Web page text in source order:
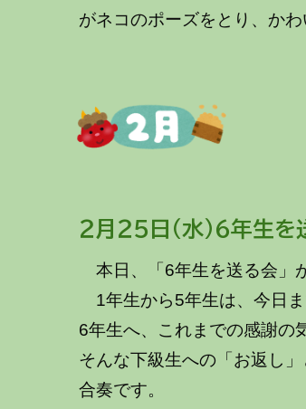
がネコのポーズをとり、か
２月 ２５ 日 （水） ６年生を
本日、「6年生を送る会」
1年生から5年生は、今日
6年生へ、これまでの感謝の
そんな下級生への「お返し
合奏です。